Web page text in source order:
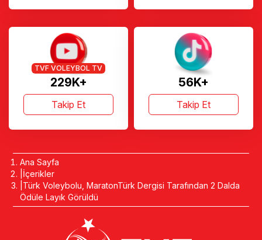
229K+
TVF VOLEYBOL TV
Takip Et
56K+
Takip Et
Ana Sayfa
İçerikler
Türk Voleybolu, MaratonTürk Dergisi Tarafından 2 Dalda
Ödüle Layık Görüldü